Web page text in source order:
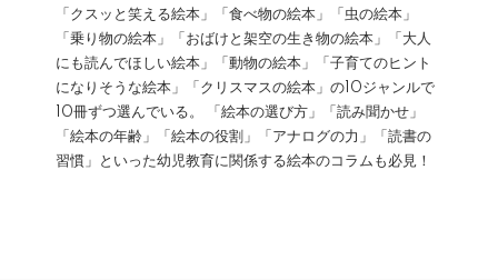
「クスッと笑える絵本」「食べ物の絵本」「虫の絵本」
「乗り物の絵本」「おばけと架空の生き物の絵本」「大人
にも読んでほしい絵本」「動物の絵本」「子育てのヒント
になりそうな絵本」「クリスマスの絵本」の10ジャンルで
10冊ずつ選んでいる。 「絵本の選び方」「読み聞かせ」
「絵本の年齢」「絵本の役割」「アナログの力」「読書の
習慣」といった幼児教育に関係する絵本のコラムも必見！